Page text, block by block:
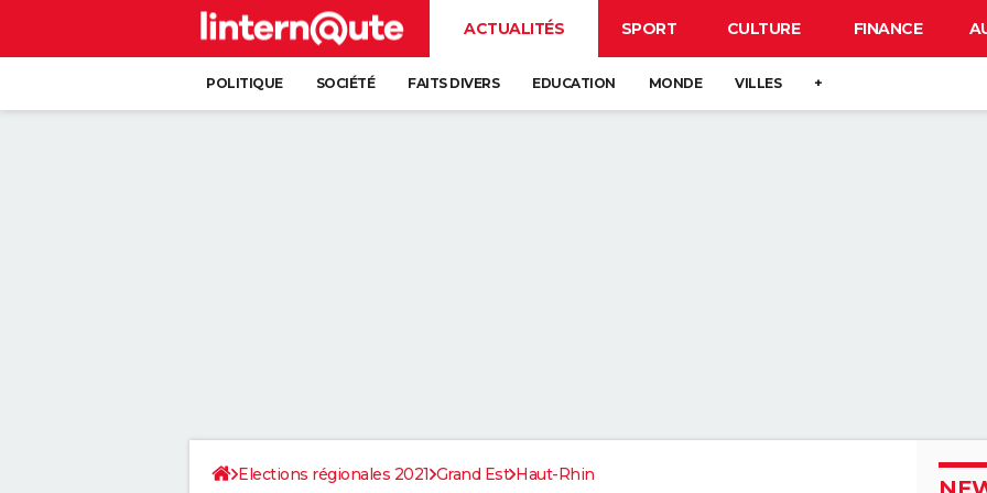
ACTUALITÉS SPORT CULTURE FINANCE
POLITIQUE SOCIÉTÉ FAITS DIVERS EDUCATION MONDE VILLES +
Elections régionales 2021 Grand Est Haut-Rhin